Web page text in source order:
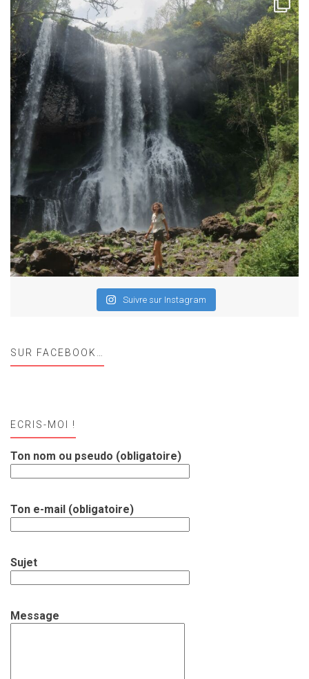
Suivre sur Instagram
SUR FACEBOOK…
ECRIS-MOI !
Ton nom ou pseudo (obligatoire)
Ton e-mail (obligatoire)
Sujet
Message